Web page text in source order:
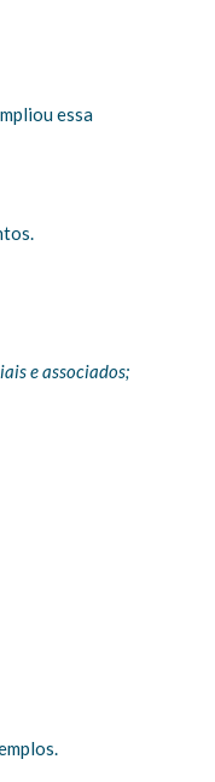
essa
e associados;